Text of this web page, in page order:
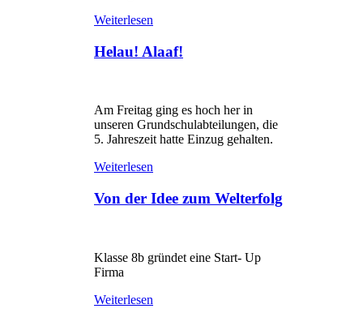
Weiterlesen
Helau! Alaaf!
Am Freitag ging es hoch her in
unseren Grundschulabteilungen, die
5. Jahreszeit hatte Einzug gehalten.
Weiterlesen
Von der Idee zum Welterfolg
Klasse 8b gründet eine Start- Up
Firma
Weiterlesen